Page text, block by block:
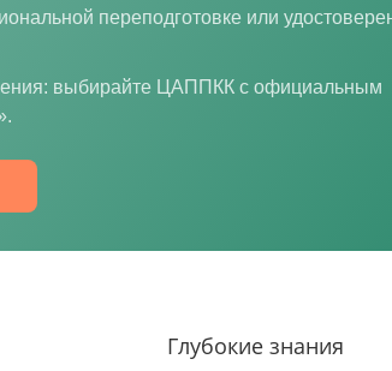
переподготовке или
выбирайте ЦАППКК с официальным
Глубокие знания